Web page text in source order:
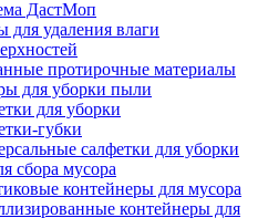
ДастМоп
для удаления влаги
протирочные материалы
для уборки пыли
для уборки
губки
салфетки для уборки
сбора мусора
контейнеры для мусора
контейнеры для